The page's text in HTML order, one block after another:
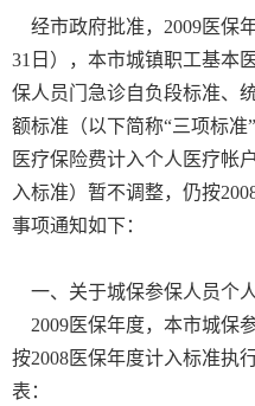
经市政府批准，2009医保
31日），本市城镇职工基本
保人员门急诊自负段标准、
额标准（以下简称“三项标
医疗保险费计入个人医疗帐
入标准）暂不调整，仍按
事项通知如下：
一、关于城保参保人员个
2009医保年度，本市城保
按2008医保年度计入标准执
表：